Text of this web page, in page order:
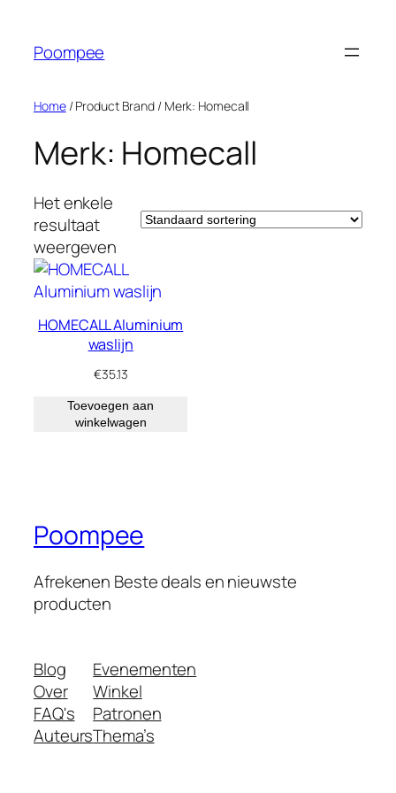
Poompee
Home/ Product Brand / Merk: Homecall
Merk: Homecall
Het enkele
resultaat
weergeven
HOMECALL Aluminium
waslijn
€35.13
Toevoegen aan
winkelwagen
Poompee
Afrekenen Beste deals en nieuwste
producten
Blog
Over
FAQ's
Auteurs
Evenementen
Winkel
Patronen
Thema’s